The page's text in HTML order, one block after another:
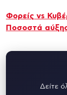
Φορείς vs
Ποσοστά
Δείτε